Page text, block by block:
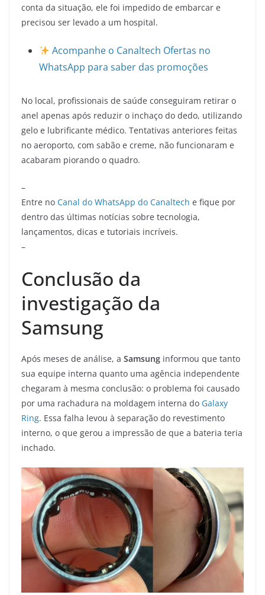
conta da situação, ele foi impedido de embarcar e
precisou ser levado a um hospital.
Acompanhe o Canaltech Ofertas no
WhatsApp para saber das promoções
No local, profissionais de saúde conseguiram retirar o
anel apenas após reduzir o inchaço do dedo, utilizando
gelo e lubrificante médico. Tentativas anteriores feitas
no aeroporto, com sabão e creme, não funcionaram e
acabaram piorando o quadro.
–
Entre no Canal do WhatsApp do Canaltech e fique por
dentro das últimas notícias sobre tecnologia,
lançamentos, dicas e tutoriais incríveis.
–
Conclusão da
investigação da
Samsung
Após meses de análise, a Samsung informou que tanto
sua equipe interna quanto uma agência independente
chegaram à mesma conclusão: o problema foi causado
por uma rachadura na moldagem interna do Galaxy
Ring. Essa falha levou à separação do revestimento
interno, o que gerou a impressão de que a bateria teria
inchado.